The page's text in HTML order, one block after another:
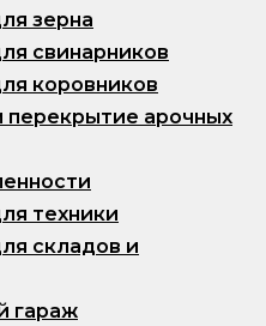
зерна
свинарников
коровников
перекрытие арочных
техники
складов и
гараж